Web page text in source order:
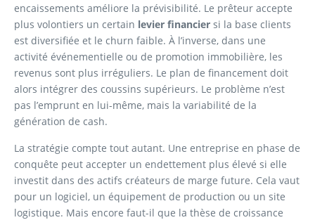
encaissements améliore la prévisibilité. Le prêteur accepte
plus volontiers un certain levier financier si la base clients
est diversifiée et le churn faible. À l’inverse, dans une
activité événementielle ou de promotion immobilière, les
revenus sont plus irréguliers. Le plan de financement doit
alors intégrer des coussins supérieurs. Le problème n’est
pas l’emprunt en lui-même, mais la variabilité de la
génération de cash.
La stratégie compte tout autant. Une entreprise en phase de
conquête peut accepter un endettement plus élevé si elle
investit dans des actifs créateurs de marge future. Cela vaut
pour un logiciel, un équipement de production ou un site
logistique. Mais encore faut-il que la thèse de croissance